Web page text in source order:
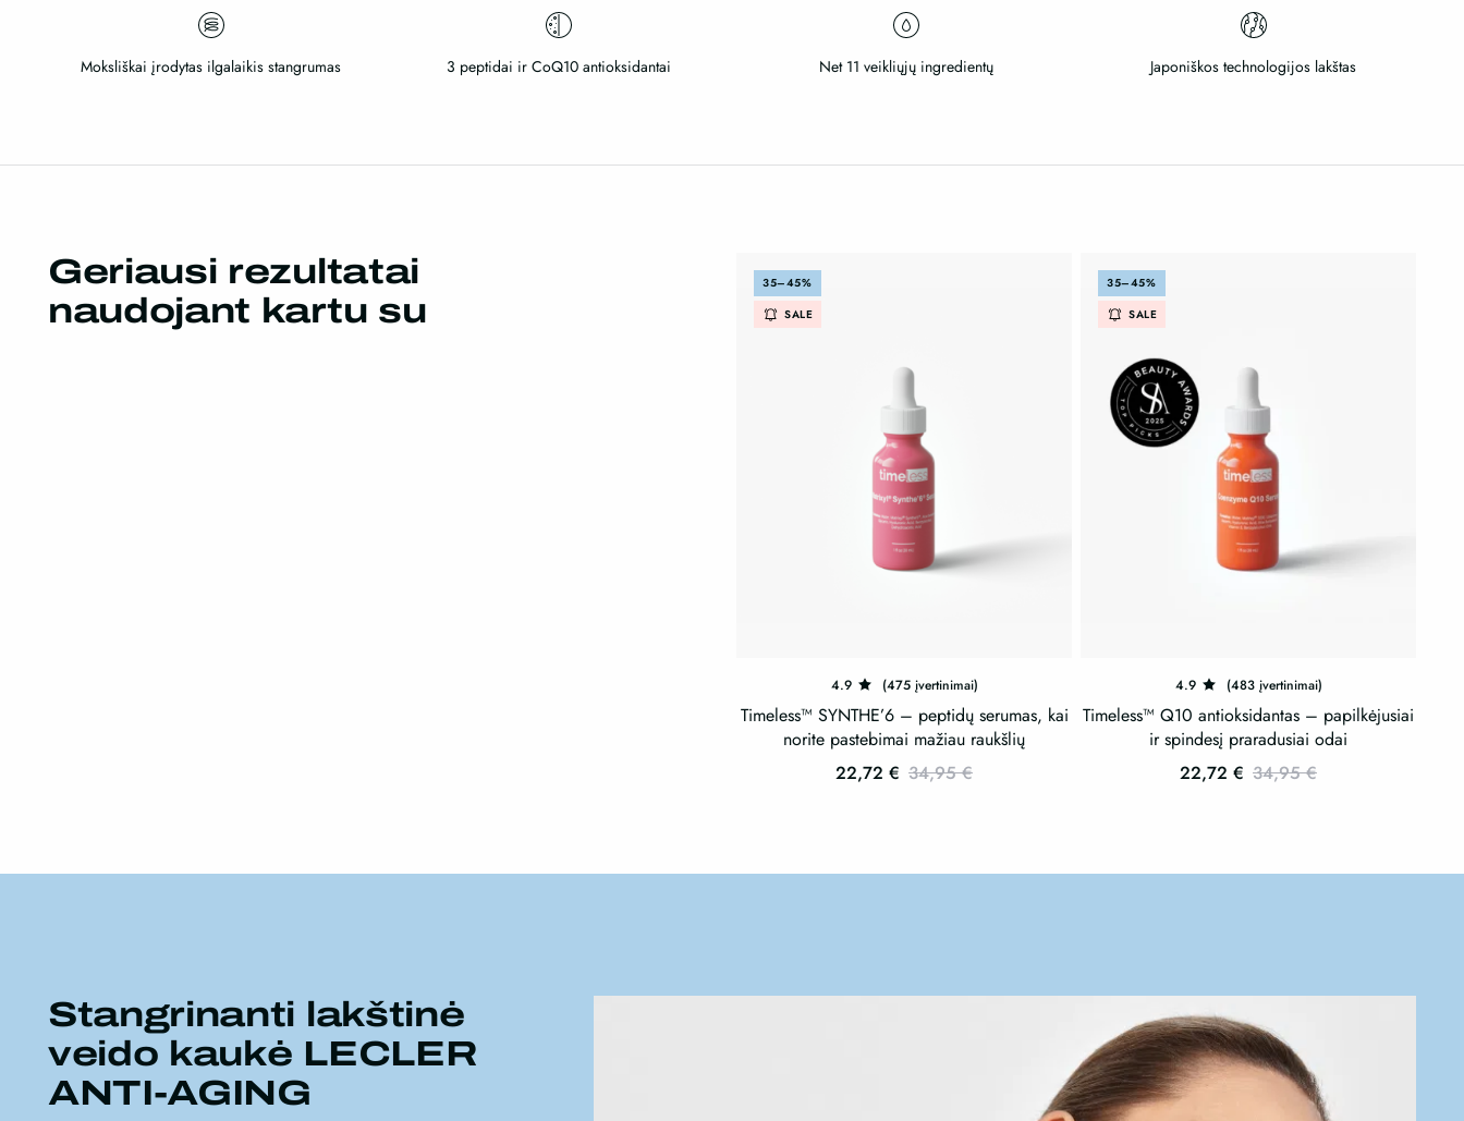
Moksliškai įrodytas ilgalaikis stangrumas 3 peptidai ir CoQ10 antioksidantai Net 11 veikliųjų ingredientų Japoniškos technologijos lakštas
Geriausi rezultatai
naudojant kartu su
35–45%
SALE
4.9 (475 įvertinimai)
Timeless™ SYNTHE’6 – peptidų serumas, kai
norite pastebimai mažiau raukšlių
22,72 € 34,95€
multiple
35–45%
SALE
4.9 (483 įvertinimai)
Timeless™ Q10 antioksidantas – papilkėjusiai
ir spindesį praradusiai odai
22,72 € 34,95€
multiple
chosen
on
the
product
Stangrinanti lakštinė
veido kaukė LECLER
ANTI-AGING